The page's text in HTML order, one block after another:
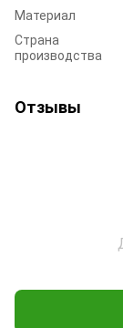
Материал
Страна
производства
Отзывы